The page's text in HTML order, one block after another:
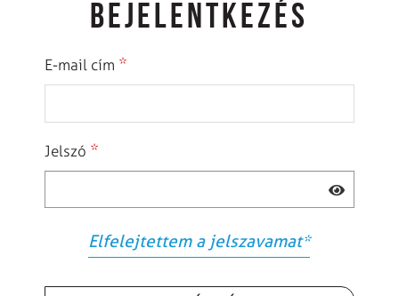
BEJELENTKEZÉS
E-mail cím *
Jelszó *
Elfelejtettem a jelszavamat*